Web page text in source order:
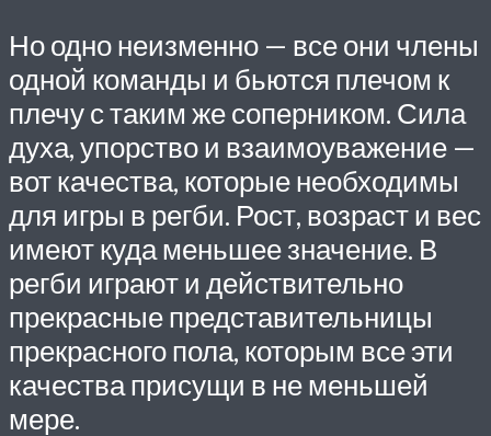
Но одно неизменно — все они члены
одной команды и бьются плечом к
плечу с таким же соперником. Сила
духа, упорство и взаимоуважение —
вот качества, которые необходимы
для игры в регби. Рост, возраст и вес
имеют куда меньшее значение. В
регби играют и действительно
прекрасные представительницы
прекрасного пола, которым все эти
качества присущи в не меньшей
мере.